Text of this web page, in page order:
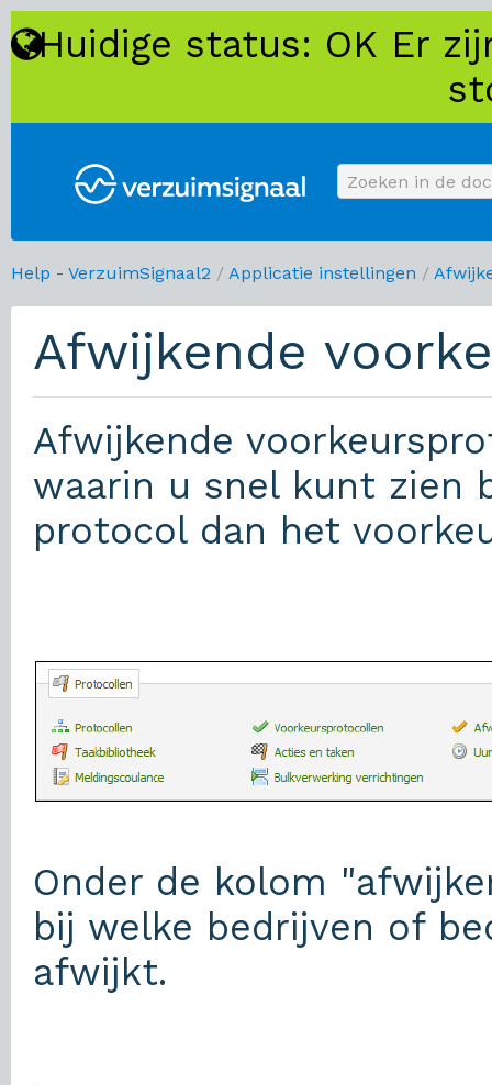
Huidige status: OK Er
Help - VerzuimSignaal2 / Applicatie instellingen /
Afwijkende
Afwijkende
waarin u snel kunt zien
protocol dan het
Onder de kolom
bij welke bedrijven of
afwijkt.